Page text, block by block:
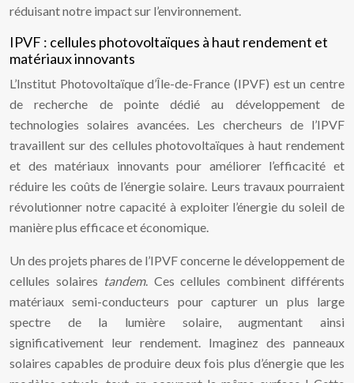
réduisant notre impact sur l’environnement.
IPVF : cellules photovoltaïques à haut rendement et
matériaux innovants
L’Institut Photovoltaïque d’Île-de-France (IPVF) est un centre
de recherche de pointe dédié au développement de
technologies solaires avancées. Les chercheurs de l’IPVF
travaillent sur des cellules photovoltaïques à haut rendement
et des matériaux innovants pour améliorer l’efficacité et
réduire les coûts de l’énergie solaire. Leurs travaux pourraient
révolutionner notre capacité à exploiter l’énergie du soleil de
manière plus efficace et économique.
Un des projets phares de l’IPVF concerne le développement de
cellules solaires tandem. Ces cellules combinent différents
matériaux semi-conducteurs pour capturer un plus large
spectre de la lumière solaire, augmentant ainsi
significativement leur rendement. Imaginez des panneaux
solaires capables de produire deux fois plus d’énergie que les